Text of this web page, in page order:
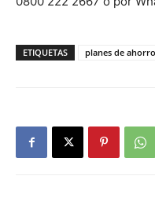
ETIQUETAS planes de ahorro